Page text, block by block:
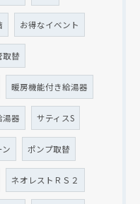
お得なイベント
取替
暖房機能付き給湯器
湯器 サティスS
ン ポンプ取替
ネオレストＲＳ２